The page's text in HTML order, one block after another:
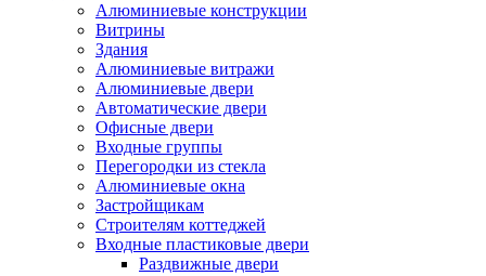
Алюминиевые конструкции
Витрины
Здания
Алюминиевые витражи
Алюминиевые двери
Автоматические двери
Офисные двери
Входные группы
Перегородки из стекла
Алюминиевые окна
Застройщикам
Строителям коттеджей
Входные пластиковые двери
Раздвижные двери